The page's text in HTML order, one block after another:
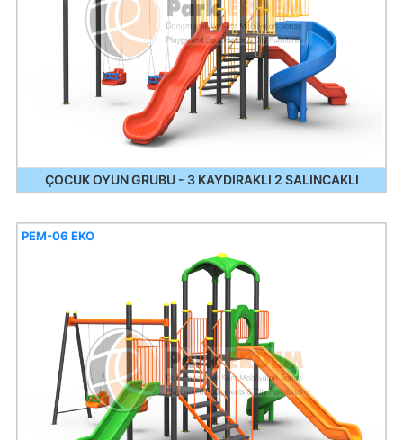
ÇOCUK OYUN GRUBU - 3 KAYDIRAKLI 2 SALINCAKLI
PEM-06 EKO